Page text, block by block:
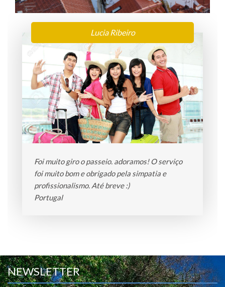
Lucia Ribeiro
Foi muito giro o passeio. adoramos! O serviço
foi muito bom e obrigado pela simpatia e
profissionalismo. Até breve :)
Portugal
NEWSLETTER